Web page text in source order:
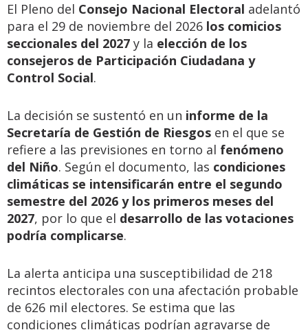
El Pleno del Consejo Nacional Electoral adelantó
para el 29 de noviembre del 2026 los comicios
seccionales del 2027 y la elección de los
consejeros de Participación Ciudadana y
Control Social.
La decisión se sustentó en un informe de la
Secretaría de Gestión de Riesgos en el que se
refiere a las previsiones en torno al fenómeno
del Niño. Según el documento, las condiciones
climáticas se intensificarán entre el segundo
semestre del 2026 y los primeros meses del
2027, por lo que el desarrollo de las votaciones
podría complicarse.
La alerta anticipa una susceptibilidad de 218
recintos electorales con una afectación probable
de 626 mil electores. Se estima que las
condiciones climáticas podrían agravarse de